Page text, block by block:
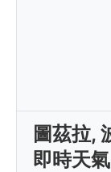
圖茲拉,
即時天氣